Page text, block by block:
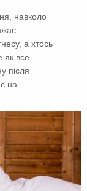
навколо
а хтось
як все
після
на